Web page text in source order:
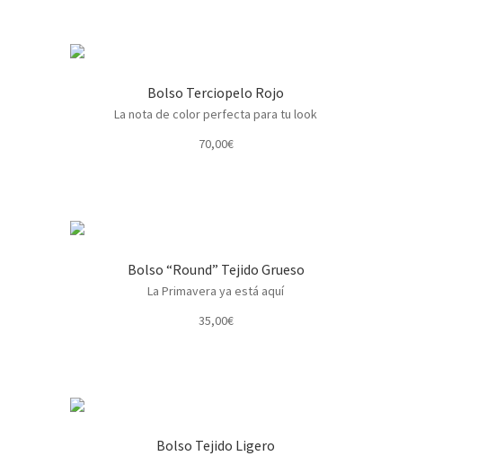
Bolso Terciopelo Rojo
La nota de color perfecta para tu look
70,00€
Bolso “Round” Tejido Grueso
La Primavera ya está aquí
35,00€
Bolso Tejido Ligero